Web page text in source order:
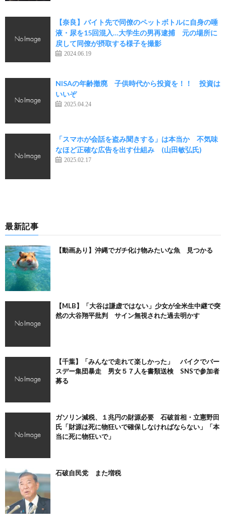
【奈良】バイト先で同僚のペットボトルに自身の唾
液・尿を15回混入…大学生の男再逮捕 元の場所に
戻して同僚が摂取する様子を撮影
2024.06.19
NISAの年齢撤廃 子供時代から投資を！！ 投資は
いいぞ
2025.04.24
「スマホが会話を盗み聞きする」は本当か 不気味
なほど正確な広告を出す仕組み (山田敏弘氏)
2025.02.17
最新記事
【動画あり】沖縄でガチ化け物みたいな魚 見つかる
【MLB】「大谷は謙虚ではない」少女が全米生中継で突
然の大谷翔平批判 サイン無視された過去明かす
【千葉】「みんなで走れて楽しかった」 バイクでバー
スデー集団暴走 男女５７人を書類送検 SNSで参加者
募る
ガソリン減税、１兆円の財源必要 石破首相・立憲野田
氏「財源は死に物狂いで確保しなければならない」「本
当に死に物狂いで」
石破自民党 また増税